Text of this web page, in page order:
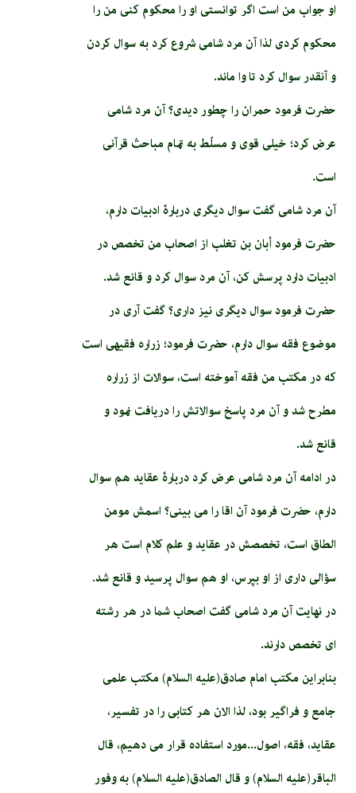
او جواب من است اگر توانستی او را محکوم کنی من را
محکوم کردی لذا آن مرد شامی شروع کرد به سوال کردن
و آن­قدر سوال کرد تا وا ماند.
حضرت فرمود حمران را چطور دیدی؟ آن مرد شامی
عرض کرد؛ خیلی قوی و مسلّط به تمام مباحث قرآنی
است.
آن مرد شامی گفت سوال دیگری دربارۀ ادبیات دارم،
حضرت فرمود أبان بن تغلب از اصحاب من تخصص در
ادبیات دارد پرسش کن، آن مرد سوال کرد و قانع شد.
حضرت فرمود سوال دیگری نیز داری؟ گفت آری در
موضوع فقه سوال دارم، حضرت فرمود؛ زراره فقیهی است
که در مکتب من فقه آموخته است، سوالات از زراره
مطرح شد و آن مرد پاسخ سوالاتش را دریافت نمود و
قانع شد.
در ادامه آن مرد شامی عرض کرد دربارۀ عقاید هم سوال
دارم، حضرت فرمود آن اقا را می بینی؟ اسمش مومن
الطاق است، تخصصش در عقاید و علم کلام است هر
سؤالی داری از او بپرس، او هم سوال پرسید و قانع شد.
در نهایت آن مرد شامی گفت اصحاب شما در هر رشته
ای تخصص دارند.
بنابراین مکتب امام صادق(علیه السلام) مکتب علمی
جامع و فراگیر بود، لذا الان هر کتابی را در تفسیر،
عقاید، فقه، اصول...مورد استفاده قرار می دهیم، قال
الباقر(علیه السلام) و قال الصادق(علیه السلام) به وفور